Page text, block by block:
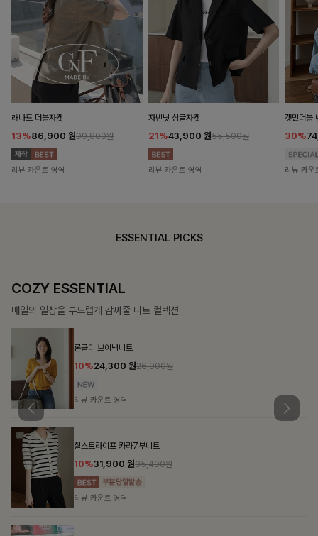
래나드 더블자켓
13%86,900 원99,800원
리뷰 카운트 영역
자빈닛 싱글자켓
21%43,900 원55,500원
리뷰 카운트 영역
캣민더블
30%
리뷰 카운
ESSENTIAL PICKS
COZY ESSENTIAL
매일의 일상을 부드럽게 감싸줄 니트 컬렉션
론클디 브이넥니트
10%24,300 원26,900원
리뷰 카운트 영역
칠스트라이프 카라7부니트
10%31,900 원35,400원
리뷰 카운트 영역